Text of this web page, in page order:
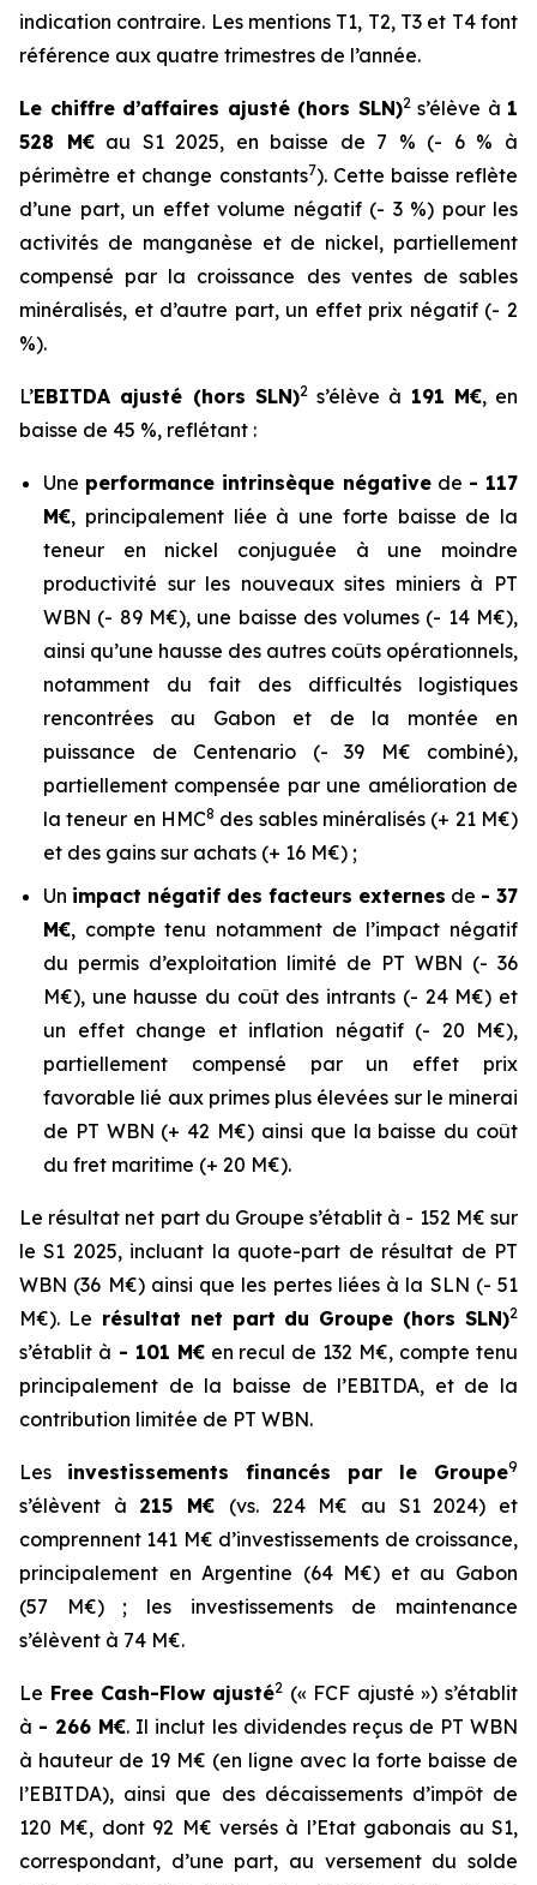
indication contraire. Les mentions T1, T2, T3 et T4 font
référence aux quatre trimestres de l’année.
Le chiffre d’affaires ajusté (hors SLN)2s’élève à 1
528 M€au S1 2025, en baisse de 7 % (- 6 % à
périmètre et change constants7). Cette baisse reflète
d’une part, un effet volume négatif (- 3 %) pour les
activités de manganèse et de nickel, partiellement
compensé par la croissance des ventes de sables
minéralisés, et d’autre part, un effet prix négatif (- 2
%).
L’EBITDA ajusté (hors SLN)2s’élève à 191 M€, en
baisse de 45 %, reflétant :
Une performance intrinsèque négativede - 117
M€, principalement liée à une forte baisse de la
teneur en nickel conjuguée à une moindre
productivité sur les nouveaux sites miniers à PT
WBN (- 89 M€), une baisse des volumes (- 14 M€),
ainsi qu’une hausse des autres coûts opérationnels,
notamment du fait des difficultés logistiques
rencontrées au Gabon et de la montée en
puissance de Centenario (- 39 M€ combiné),
partiellement compensée par une amélioration de
la teneur en HMC8 des sables minéralisés (+ 21 M€)
et des gains sur achats (+ 16 M€) ;
Un impact négatif des facteurs externes de - 37
M€, compte tenu notamment de l’impact négatif
du permis d’exploitation limité de PT WBN (- 36
M€), une hausse du coût des intrants (- 24 M€) et
un effet change et inflation négatif (- 20 M€),
partiellement compensé par un effet prix
favorable lié aux primes plus élevées sur le minerai
de PT WBN (+ 42 M€) ainsi que la baisse du coût
du fret maritime (+ 20 M€).
Le résultat net part du Groupe s’établit à - 152 M€ sur
le S1 2025, incluant la quote-part de résultat de PT
WBN (36 M€) ainsi que les pertes liées à la SLN (- 51
M€). Le résultat net part du Groupe (hors SLN)2
s’établit à - 101 M€en recul de 132 M€, compte tenu
principalement de la baisse de l’EBITDA, et de la
contribution limitée de PT WBN.
Les investissements financés par le Groupe9
s’élèvent à 215 M€ (vs. 224 M€ au S1 2024) et
comprennent 141 M€ d’investissements de croissance,
principalement en Argentine (64 M€) et au Gabon
(57 M€) ; les investissements de maintenance
s’élèvent à 74 M€.
Le Free Cash-Flow ajusté2(« FCF ajusté ») s’établit
à - 266 M€. Il inclut les dividendes reçus de PT WBN
à hauteur de 19 M€ (en ligne avec la forte baisse de
l’EBITDA), ainsi que des décaissements d’impôt de
120 M€, dont 92 M€ versés à l’Etat gabonais au S1,
correspondant, d’une part, au versement du solde